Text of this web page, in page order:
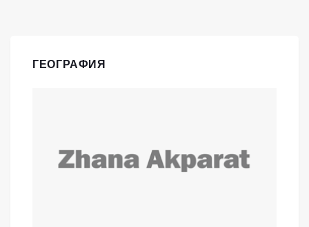
ГЕОГРАФИЯ